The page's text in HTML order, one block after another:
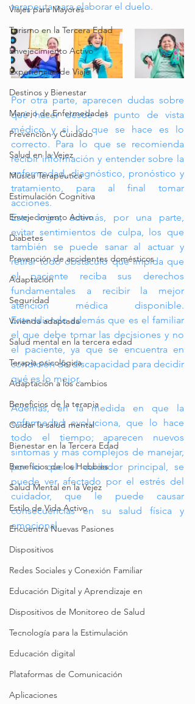
Viajes para Mayores
Turismo en la Tercera Edad
Envejecimiento Activo
Experiencias de Viaje
Destinos y Bienestar
Manejo de Enfermedades
Prevención y Cuidado
Salud en la Vejez
Música Terapéutica
Estimulación Cognitiva
Envejecimiento Activo
Diabetes
Prevención de accidentes domésticos
Adaptación
Seguridad
Vivienda adaptada
Salud mental en la tercera edad
Terapia psicológica
Adaptación a los cambios
Beneficios de la terapia
Cuidar la salud mental
Bienestar en la Tercera Edad
Beneficios de los Hobbies
Salud Mental en la Vejez
Estilo de Vida Activo
Encuentra Nuevas Pasiones
Dispositivos
Redes Sociales y Conexión Familiar
Educación Digital y Aprendizaje en
Dispositivos de Monitoreo de Salud
Tecnología para la Estimulación
Educación digital
Plataformas de Comunicación
Aplicaciones
terapeuta para elaborar el duelo.
Por otra parte, aparecen dudas sobre
qué hacer desde el punto de vista
médico y si lo que se hace es lo
correcto. Para lo que se recomienda
recibir información y entender sobre la
enfermedad, diagnóstico, pronóstico y
tratamiento, para al final tomar
acciones.
Esto logra, además, por una parte,
evitar sentimientos de culpa, los que
también se puede sanar al actuar y
retirar todo obstáculo que impida que
el paciente reciba sus derechos
fundamentales a recibir la mejor
atención médica disponible.
Entendiendo además que es el familiar
el que debe tomar las decisiones y no
el paciente, ya que se encuentra en
condición de discapacidad para decidir
qué es lo mejor.
Además, en la medida en que la
enfermedad evoluciona, que lo hace
todo el tiempo; aparecen nuevos
síntomas y más complejos de manejar,
por lo que el cuidador principal, se
puede ver afectado por el estrés del
cuidador, que le puede causar
consecuencias en su salud física y
emocional.